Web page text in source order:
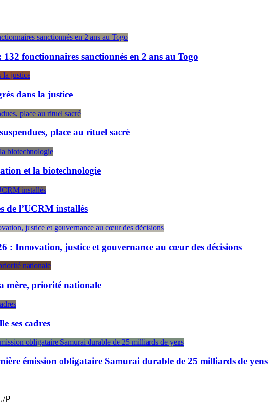
fonctionnaires sanctionnés en 2 ans au Togo
dans la justice
place au rituel sacré
et la biotechnologie
de l’UCRM installés
: Innovation, justice et gouvernance au cœur des décisions
mère, priorité nationale
ses cadres
émission obligataire Samurai durable de 25 milliards de yens
P